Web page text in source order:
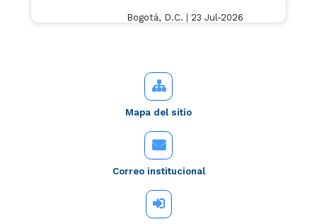
Bogotá, D.C. 23 Jul-2026
Mapa del sitio
Correo institucional